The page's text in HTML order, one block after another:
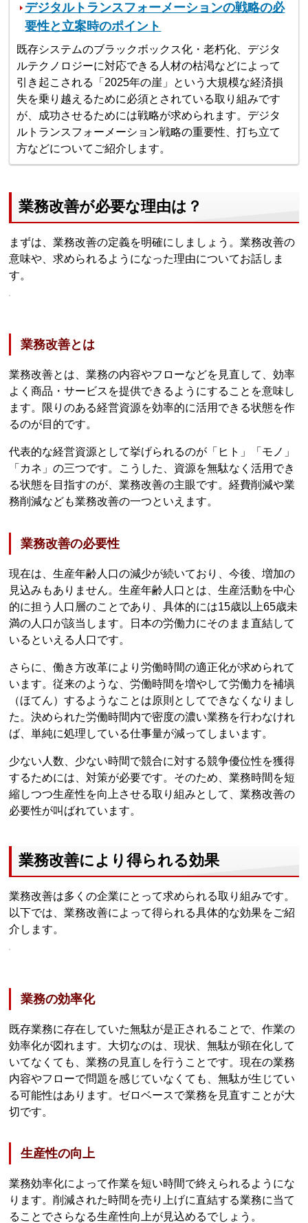
デジタルトランスフォーメーションの戦略の必
要性と立案時のポイント
既存システムのブラックボックス化・老朽化、デジタ
ルテクノロジーに対応できる人材の枯渇などによって
引き起こされる「2025年の崖」という大規模な経済損
失を乗り越えるために必須とされている取り組みです
が、成功させるためには戦略が求められます。デジタ
ルトランスフォーメーション戦略の重要性、打ち立て
方などについてご紹介します。
業務改善が必要な理由は？
まずは、業務改善の定義を明確にしましょう。業務改善の
意味や、求められるようになった理由についてお話しま
す。
業務改善とは
業務改善とは、業務の内容やフローなどを見直して、効率
よく商品・サービスを提供できるようにすることを意味し
ます。限りのある経営資源を効率的に活用できる状態を作
るのが目的です。
代表的な経営資源として挙げられるのが「ヒト」「モノ」
「カネ」の三つです。こうした、資源を無駄なく活用でき
る状態を目指すのが、業務改善の主眼です。経費削減や業
務削減なども業務改善の一つといえます。
業務改善の必要性
現在は、生産年齢人口の減少が続いており、今後、増加の
見込みもありません。生産年齢人口とは、生産活動を中心
的に担う人口層のことであり、具体的には15歳以上65歳未
満の人口が該当します。日本の労働力にそのまま直結して
いるといえる人口です。
さらに、働き方改革により労働時間の適正化が求められて
います。従来のような、労働時間を増やして労働力を補塡
（ほてん）するようなことは原則としてできなくなりまし
た。決められた労働時間内で密度の濃い業務を行わなけれ
ば、単純に処理している仕事量が減ってしまいます。
少ない人数、少ない時間で競合に対する競争優位性を獲得
するためには、対策が必要です。そのため、業務時間を短
縮しつつ生産性を向上させる取り組みとして、業務改善の
必要性が叫ばれています。
業務改善により得られる効果
業務改善は多くの企業にとって求められる取り組みです。
以下では、業務改善によって得られる具体的な効果をご紹
介します。
業務の効率化
既存業務に存在していた無駄が是正されることで、作業の
効率化が図れます。大切なのは、現状、無駄が顕在化して
いてなくても、業務の見直しを行うことです。現在の業務
内容やフローで問題を感じていなくても、無駄が生じてい
る可能性はあります。ゼロベースで業務を見直すことが大
切です。
生産性の向上
業務効率化によって作業を短い時間で終えられるようにな
ります。削減された時間を売り上げに直結する業務に当て
ることでさらなる生産性向上が見込めるでしょう。